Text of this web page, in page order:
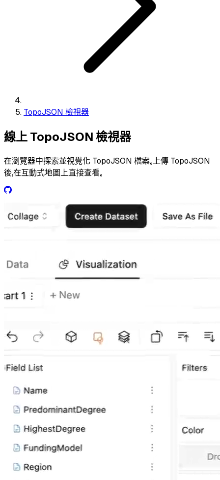
TopoJSON 檢視器
線上 TopoJSON 檢視器
在瀏覽器中探索並視覺化 TopoJSON 檔案。上傳 TopoJSON
後，在互動式地圖上直接查看。